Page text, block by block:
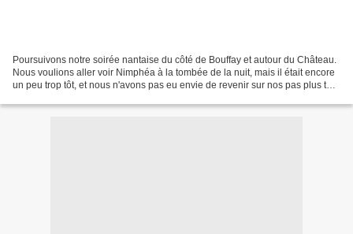
Poursuivons notre soirée nantaise du côté de Bouffay et autour du Château.
Nous voulions aller voir Nimphéa à la tombée de la nuit, mais il était encore
un peu trop tôt, et nous n'avons pas eu envie de revenir sur nos pas plus tard